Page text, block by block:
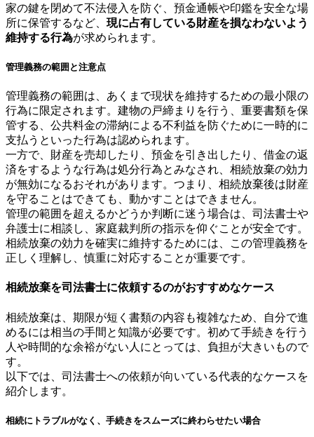
家の鍵を閉めて不法侵入を防ぐ、預金通帳や印鑑を安全な場
所に保管するなど、 現に占有している財産を損なわないよう
維持する行為が求められます。
管理義務の範囲と注意点
管理義務の範囲は、あくまで現状を維持するための最小限の
行為に限定されます。建物の戸締まりを行う、重要書類を保
管する、公共料金の滞納による不利益を防ぐために一時的に
支払うといった行為は認められます。
一方で、財産を売却したり、預金を引き出したり、借金の返
済をするような行為は処分行為とみなされ、相続放棄の効力
が無効になるおそれがあります。つまり、相続放棄後は財産
を守ることはできても、動かすことはできません。
管理の範囲を超えるかどうか判断に迷う場合は、司法書士や
弁護士に相談し、家庭裁判所の指示を仰ぐことが安全です。
相続放棄の効力を確実に維持するためには、この管理義務を
正しく理解し、慎重に対応することが重要です。
相続放棄を司法書士に依頼するのがおすすめなケース
相続放棄は、期限が短く書類の内容も複雑なため、自分で進
めるには相当の手間と知識が必要です。初めて手続きを行う
人や時間的な余裕がない人にとっては、負担が大きいもので
す。
以下では、司法書士への依頼が向いている代表的なケースを
紹介します。
相続にトラブルがなく、手続きをスムーズに終わらせたい場合